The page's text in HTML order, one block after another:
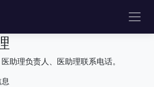
助理负责人、医助理联系电话。